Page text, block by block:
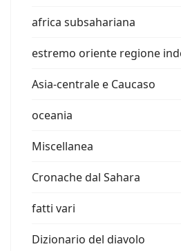
africa subsahariana
estremo oriente regione
Asia-centrale e Caucaso
oceania
Miscellanea
Cronache dal Sahara
fatti vari
Dizionario del diavolo